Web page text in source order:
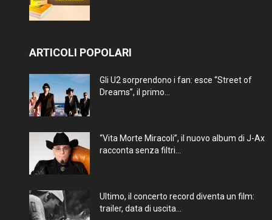
ARTICOLI POPOLARI
Gli U2 sorprendono i fan: esce “Street of
Dreams”, il primo...
“Vita Morte Miracoli”, il nuovo album di J-Ax
racconta senza filtri...
Ultimo, il concerto record diventa un film:
trailer, data di uscita...